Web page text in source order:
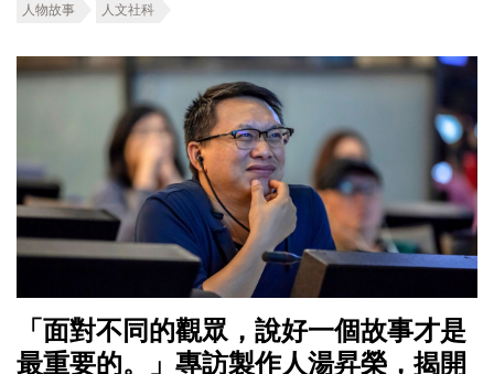
人物故事 人文社科
「面對不同的觀眾，說好一個故事才是
最重要的。」專訪製作人湯昇榮，揭開